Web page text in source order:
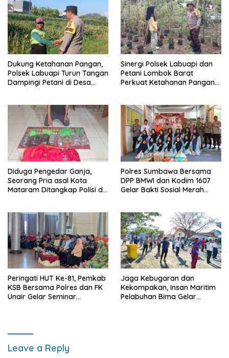
Dukung Ketahanan Pangan,
Polsek Labuapi Turun Tangan
Dampingi Petani di Desa
Sinergi Polsek Labuapi dan
Petani Lombok Barat
Perkuat Ketahanan Pangan
Diduga Pengedar Ganja,
Seorang Pria asal Kota
Mataram Ditangkap Polisi di
Polres Sumbawa Bersama
DPP BMWI dan Kodim 1607
Gelar Bakti Sosial Merah
Peringati HUT Ke-81, Pemkab
KSB Bersama Polres dan FK
Unair Gelar Seminar
Jaga Kebugaran dan
Kekompakan, Insan Maritim
Pelabuhan Bima Gelar
Leave a Reply